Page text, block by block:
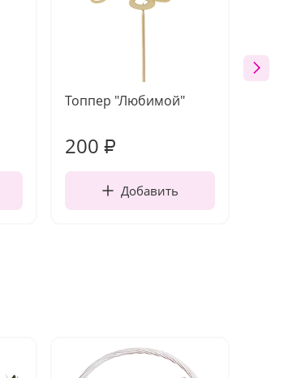
Топпер "Любимой"
200 ₽
Добавить